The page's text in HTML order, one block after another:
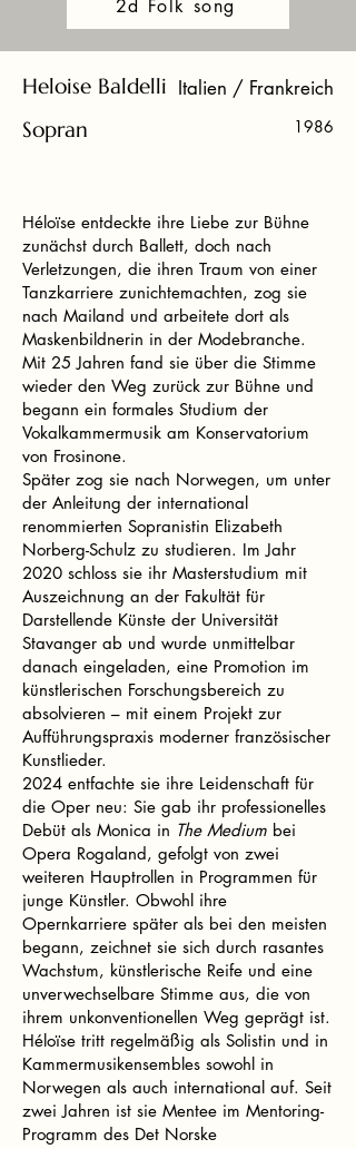
2d Folk song
Heloise Baldelli Italien / Frankreich
Sopran 1986
Héloïse entdeckte ihre Liebe zur Bühne
zunächst durch Ballett, doch nach
Verletzungen, die ihren Traum von einer
Tanzkarriere zunichtemachten, zog sie
nach Mailand und arbeitete dort als
Maskenbildnerin in der Modebranche.
Mit 25 Jahren fand sie über die Stimme
wieder den Weg zurück zur Bühne und
begann ein formales Studium der
Vokalkammermusik am Konservatorium
von Frosinone.
Später zog sie nach Norwegen, um unter
der Anleitung der international
renommierten Sopranistin Elizabeth
Norberg-Schulz zu studieren. Im Jahr
2020 schloss sie ihr Masterstudium mit
Auszeichnung an der Fakultät für
Darstellende Künste der Universität
Stavanger ab und wurde unmittelbar
danach eingeladen, eine Promotion im
künstlerischen Forschungsbereich zu
absolvieren – mit einem Projekt zur
Aufführungspraxis moderner französischer
Kunstlieder.
2024 entfachte sie ihre Leidenschaft für
die Oper neu: Sie gab ihr professionelles
Debüt als Monica in The Medium bei
Opera Rogaland, gefolgt von zwei
weiteren Hauptrollen in Programmen für
junge Künstler. Obwohl ihre
Opernkarriere später als bei den meisten
begann, zeichnet sie sich durch rasantes
Wachstum, künstlerische Reife und eine
unverwechselbare Stimme aus, die von
ihrem unkonventionellen Weg geprägt ist.
Héloïse tritt regelmäßig als Solistin und in
Kammermusikensembles sowohl in
Norwegen als auch international auf. Seit
zwei Jahren ist sie Mentee im Mentoring-
Programm des Det Norske